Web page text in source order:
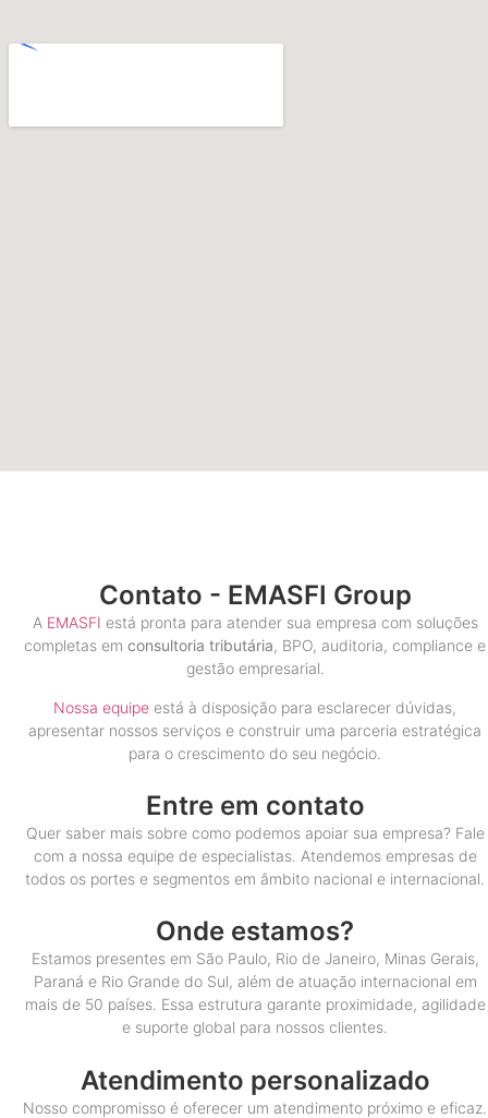
Contato - EMASFI Group
A EMASFI está pronta para atender sua empresa com soluções
completas em consultoria tributária, BPO, auditoria, compliance e
gestão empresarial.
Nossa equipe está à disposição para esclarecer dúvidas,
apresentar nossos serviços e construir uma parceria estratégica
para o crescimento do seu negócio.
Entre em contato
Quer saber mais sobre como podemos apoiar sua empresa? Fale
com a nossa equipe de especialistas. Atendemos empresas de
todos os portes e segmentos em âmbito nacional e internacional.
Onde estamos?
Estamos presentes em São Paulo, Rio de Janeiro, Minas Gerais,
Paraná e Rio Grande do Sul, além de atuação internacional em
mais de 50 países. Essa estrutura garante proximidade, agilidade
e suporte global para nossos clientes.
Atendimento personalizado
Nosso compromisso é oferecer um atendimento próximo e eficaz.